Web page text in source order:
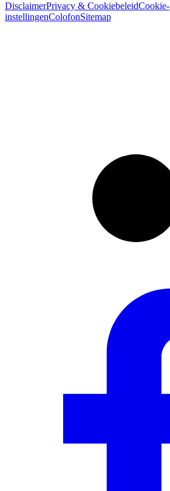
DisclaimerPrivacy & CookiebeleidCookie-
instellingenColofonSitemap